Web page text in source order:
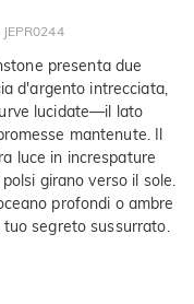
JEPR0244
presenta due
d'argento intrecciata,
lucidate—il lato
mantenute. Il
luce in increspature
girano verso il sole.
profondi o ambre
segreto sussurrato.